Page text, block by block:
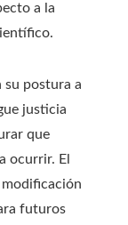
a la
su postura a
justicia
que
ocurrir. El
futuros